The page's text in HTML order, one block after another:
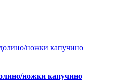
ножки капучино